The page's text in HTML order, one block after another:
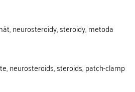
neurosteroidy, steroidy, metoda
neurosteroids, steroids, patch-clamp